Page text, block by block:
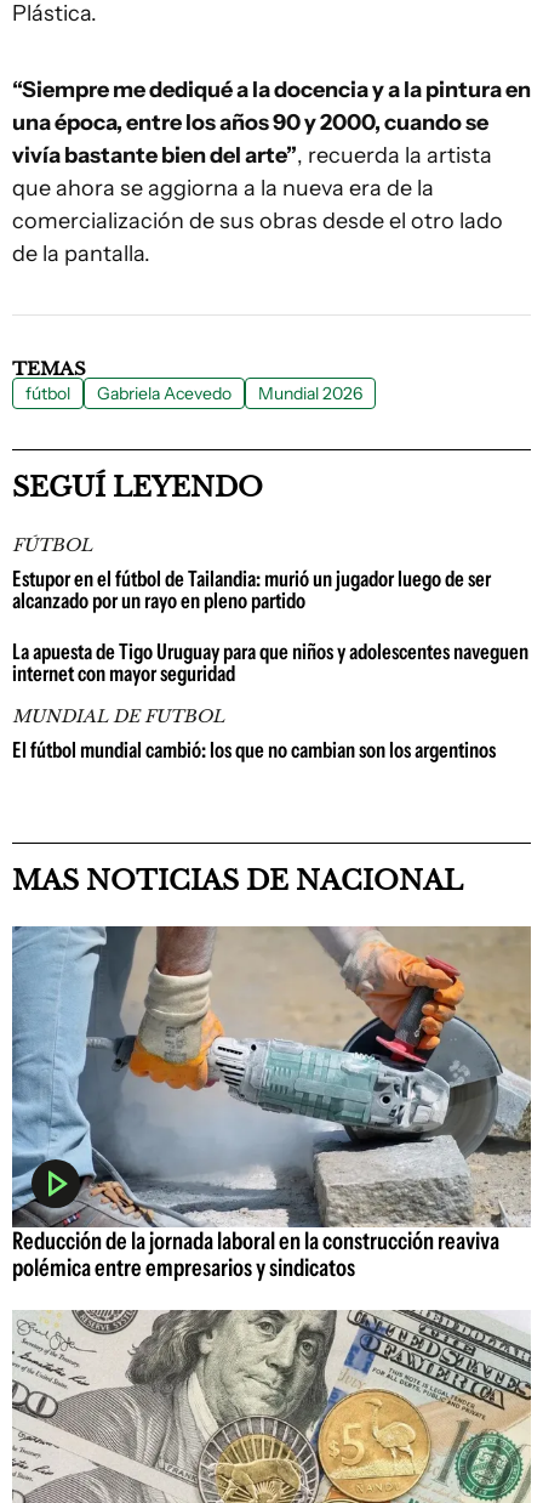
Plástica.
“Siempre me dediqué a la docencia y a la pintura en
una época, entre los años 90 y 2000, cuando se
vivía bastante bien del arte”, recuerda la artista
que ahora se aggiorna a la nueva era de la
comercialización de sus obras desde el otro lado
de la pantalla.
TEMAS
fútbol Gabriela Acevedo Mundial 2026
SEGUÍ LEYENDO
FÚTBOL
Estupor en el fútbol de Tailandia: murió un jugador luego de ser
alcanzado por un rayo en pleno partido
La apuesta de Tigo Uruguay para que niños y adolescentes naveguen
internet con mayor seguridad
MUNDIAL DE FUTBOL
El fútbol mundial cambió: los que no cambian son los argentinos
MAS NOTICIAS DE NACIONAL
Reducción de la jornada laboral en la construcción reaviva
polémica entre empresarios y sindicatos